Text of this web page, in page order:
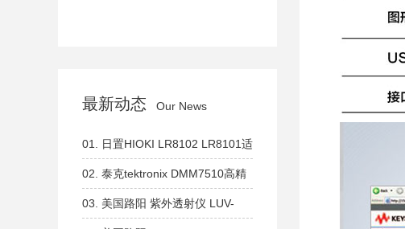
最新动态 Our News
01. 日置HIOKI LR8102 LR8101适
用于系统集成，可扩展模块的数据
采集仪
02. 泰克tektronix DMM7510高精
度、高分辨率数字万用表
03. 美国路阳 紫外透射仪 LUV-